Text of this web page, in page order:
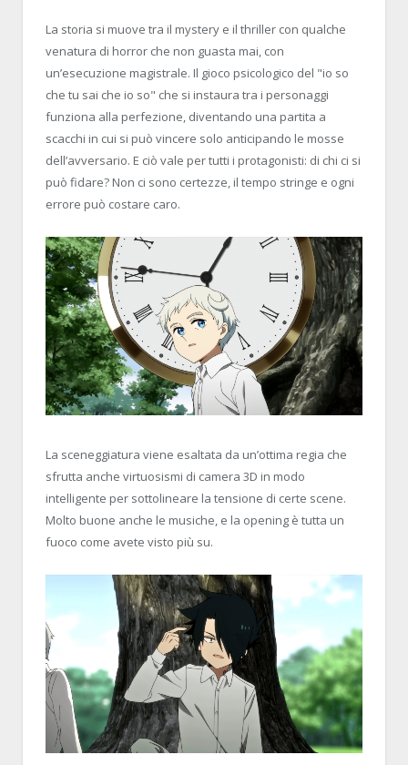
La storia si muove tra il mystery e il thriller con qualche
venatura di horror che non guasta mai, con
un’esecuzione magistrale. Il gioco psicologico del "io so
che tu sai che io so" che si instaura tra i personaggi
funziona alla perfezione, diventando una partita a
scacchi in cui si può vincere solo anticipando le mosse
dell’avversario. E ciò vale per tutti i protagonisti: di chi ci si
può fidare? Non ci sono certezze, il tempo stringe e ogni
errore può costare caro.
La sceneggiatura viene esaltata da un’ottima regia che
sfrutta anche virtuosismi di camera 3D in modo
intelligente per sottolineare la tensione di certe scene.
Molto buone anche le musiche, e la opening è tutta un
fuoco come avete visto più su.